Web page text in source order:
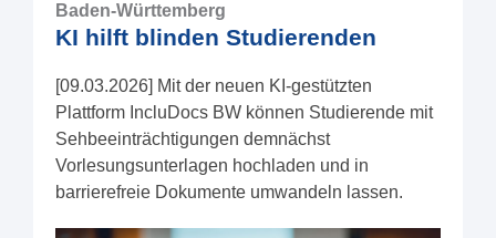
Baden-Württemberg
KI hilft blinden Studierenden
[09.03.2026] Mit der neuen KI-gestützten
Plattform IncluDocs BW können Studierende mit
Sehbeeinträchtigungen demnächst
Vorlesungsunterlagen hochladen und in
barrierefreie Dokumente umwandeln lassen.